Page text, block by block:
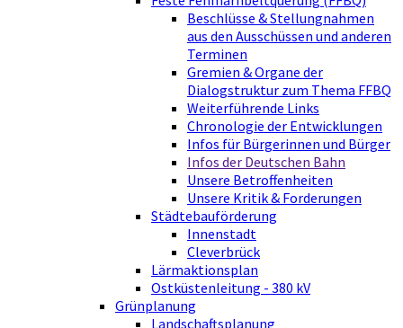
Beschlüsse & Stellungnahmen
aus den Ausschüssen und anderen
Terminen
Gremien & Organe der
Dialogstruktur zum Thema FFBQ
Weiterführende Links
Chronologie der Entwicklungen
Infos für Bürgerinnen und Bürger
Infos der Deutschen Bahn
Unsere Betroffenheiten
Unsere Kritik & Forderungen
Städtebauförderung
Innenstadt
Cleverbrück
Lärmaktionsplan
Ostküstenleitung - 380 kV
Grünplanung
Landschaftsplanung